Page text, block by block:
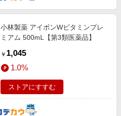
小林製薬 アイボンWビタミンプレ
ミアム 500mL【第3類医薬品】
￥ 1,045
1.0%
ストアにすすむ